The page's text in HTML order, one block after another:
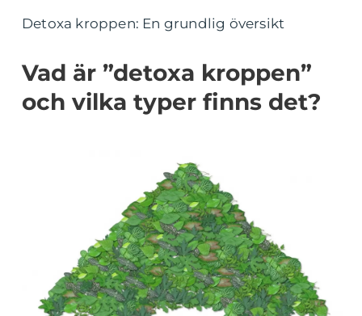
Detoxa kroppen: En grundlig översikt
Vad är ”detoxa kroppen”
och vilka typer finns det?